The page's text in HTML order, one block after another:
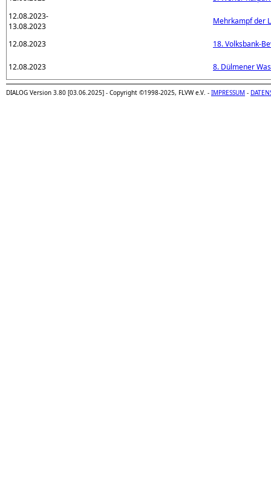
12.08.2023-
13.08.2023
Mehrkampf der
12.08.2023 18. Volksbank-
12.08.2023 8. Dülmener
DIALOG Version 3.80 [03.06.2025] - Copyright ©1998-2025, FLVW e.V. - IMPRESSUM -